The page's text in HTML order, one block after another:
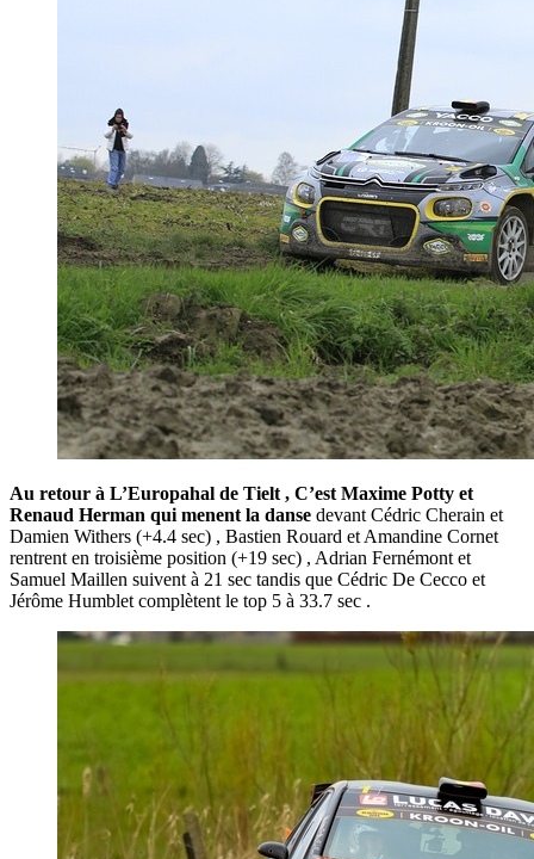
Au retour à L’Europahal de Tielt , C’est Maxime Potty et
Renaud Herman qui menent la danse devant Cédric Cherain et
Damien Withers (+4.4 sec) , Bastien Rouard et Amandine Cornet
rentrent en troisième position (+19 sec) , Adrian Fernémont et
Samuel Maillen suivent à 21 sec tandis que Cédric De Cecco et
Jérôme Humblet complètent le top 5 à 33.7 sec .